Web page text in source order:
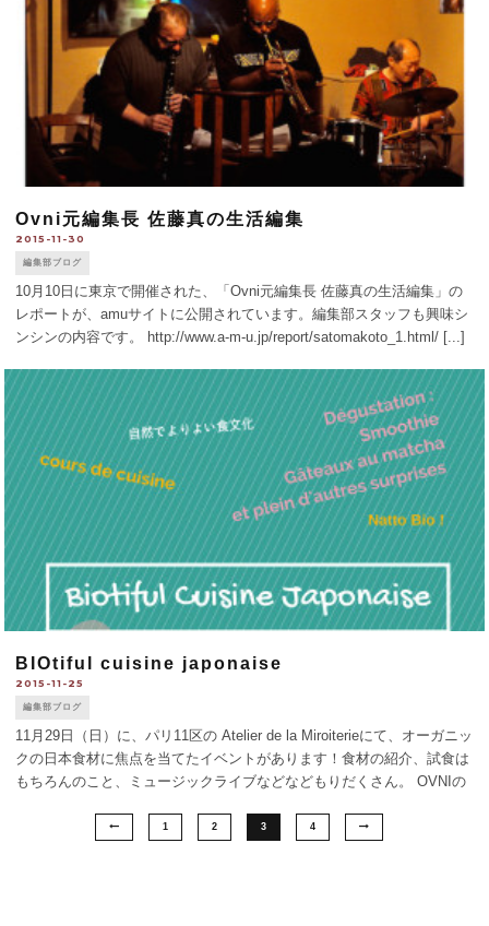
Ovni元編集長 佐藤真の生活編集
2015-11-30
編集部ブログ
10月10日に東京で開催された、「Ovni元編集長 佐藤真の生活編集」の
レポートが、amuサイトに公開されています。編集部スタッフも興味シ
ンシンの内容です。 http://www.a-m-u.jp/report/satomakoto_1.html/ [...]
BIOtiful cuisine japonaise
2015-11-25
編集部ブログ
11月29日（日）に、パリ11区の Atelier de la Miroiterieにて、オーガニッ
クの日本食材に焦点を当てたイベントがあります！食材の紹介、試食は
もちろんのこと、ミュージックライブなどなどもりだくさん。 OVNIの
1 2 3 4